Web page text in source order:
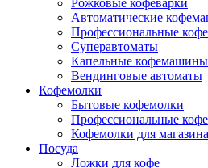
Рожковые кофеварки
Автоматические
Профессиональные
Суперавтоматы
Капельные кофемашины
Вендинговые автоматы
Кофемолки
Бытовые кофемолки
Профессиональные
Кофемолки для магазина
Посуда
Ложки для кофе